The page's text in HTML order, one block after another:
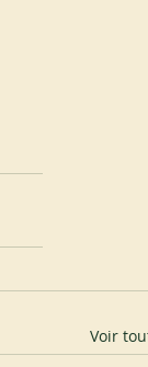
Voir